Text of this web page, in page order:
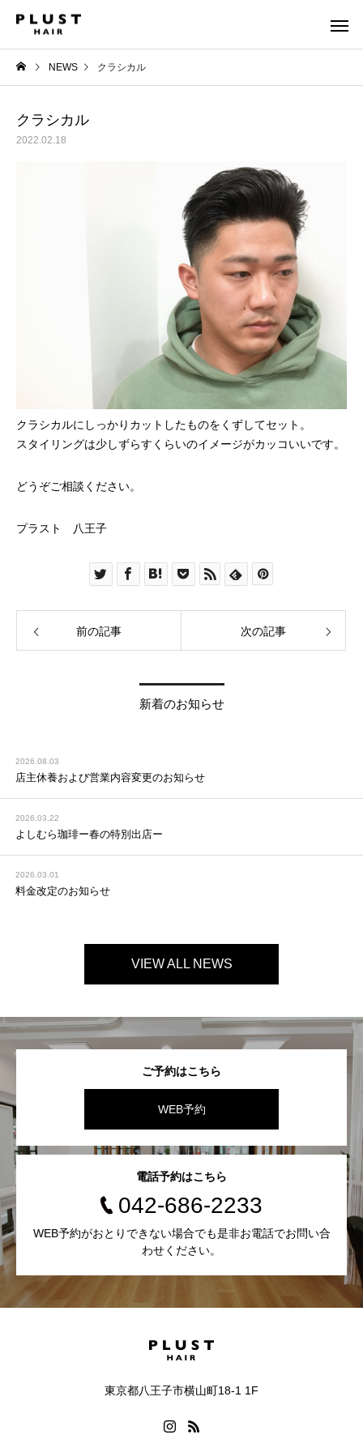
NEWS クラシカル
クラシカル
2022.02.18
クラシカルにしっかりカットしたものをくずしてセット。
スタイリングは少しずらすくらいのイメージがカッコいいです。
どうぞご相談ください。
プラスト 八王子
前の記事 次の記事
新着のお知らせ
2026.08.03
店主休養および営業内容変更のお知らせ
2026.03.22
よしむら珈琲ー春の特別出店ー
2026.03.01
料金改定のお知らせ
VIEW ALL NEWS
ご予約はこちら
WEB予約
電話予約はこちら
042-686-2233
WEB予約がおとりできない場合でも是非お電話でお問い合
わせください。
東京都八王子市横山町18-1 1F